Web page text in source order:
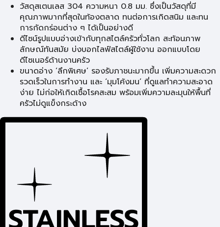
วัสดุสเตนเลส 304 ความหนา 0.8 มม. ซึ่งเป็นวัสดุที่มี
คุณภาพมากที่สุดในท้องตลาด ทนต่อการเกิดสนิม และทน
การกัดกร่อนต่าง ๆ ได้เป็นอย่างดี
ดีไซน์รูปแบบอ่างเข้ากับทุกสไตล์ครัวทั่วโลก สะท้อนภาพ
ลักษณ์ทันสมัย บ่งบอกไลฟ์สไตล์ผู้ใช้งาน ออกแบบโดย
ดีไซเนอร์ด้านงานครัว
ขนาดอ่าง ‘ลึกพิเศษ’ รองรับภาชนะมากขึ้น เพิ่มความสะดวก
รวดเร็วในการทำงาน และ ‘มุมโค้งมน’ ที่ดูแลทำความสะอาด
ง่าย ไม่ก่อให้เกิดเชื้อโรคสะสม พร้อมเพิ่มความละมุนให้พื้นที่
ครัวไม่ดูแข็งกระด้าง